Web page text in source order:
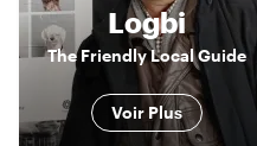
Logbi
The Friendly Local Guide
Voir Plus